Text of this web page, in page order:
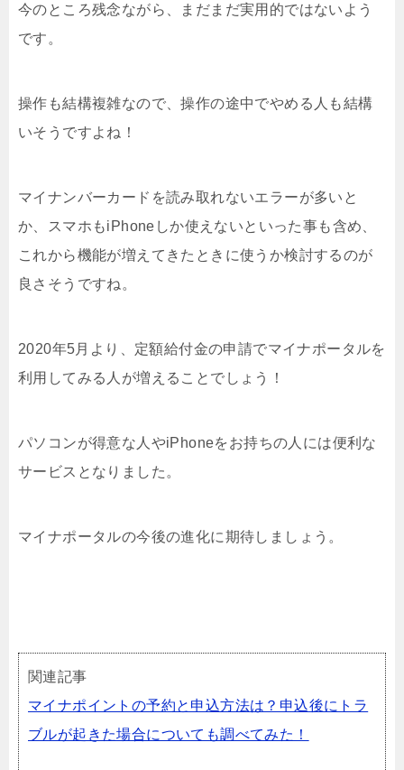
今のところ残念ながら、まだまだ実用的ではないよう
です。
操作も結構複雑なので、操作の途中でやめる人も結構
いそうですよね！
マイナンバーカードを読み取れないエラーが多いと
か、スマホもiPhoneしか使えないといった事も含め、
これから機能が増えてきたときに使うか検討するのが
良さそうですね。
2020年5月より、定額給付金の申請でマイナポータルを
利用してみる人が増えることでしょう！
パソコンが得意な人やiPhoneをお持ちの人には便利な
サービスとなりました。
マイナポータルの今後の進化に期待しましょう。
関連記事
マイナポイントの予約と申込方法は？申込後にトラ
ブルが起きた場合についても調べてみた！